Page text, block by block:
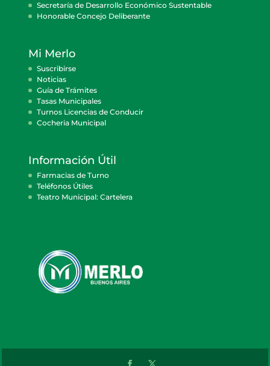
Secretaría de Desarrollo Económico Sustentable
Honorable Concejo Deliberante
Mi Merlo
Suscribirse
Noticias
Guía de Trámites
Tasas Municipales
Turnos Licencias de Conducir
Cocheria Municipal
Información Útil
Farmacias de Turno
Teléfonos Útiles
Teatro Municipal: Cartelera